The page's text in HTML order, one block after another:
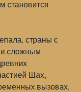
становится
страны с
и сложным
Шах,
вызовах,